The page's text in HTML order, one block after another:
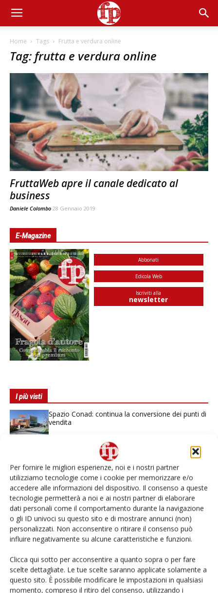
Per fornire le migliori esperienze, noi e i nostri partner
utilizziamo tecnologie come i cookie per memorizzare e/o
accedere alle informazioni del dispositivo. Il consenso a queste
tecnologie permetterà a noi e ai nostri partner di elaborare
dati personali come il comportamento durante la navigazione
o gli ID univoci su questo sito e di mostrare annunci (non)
personalizzati. Non acconsentire o ritirare il consenso può
influire negativamente su alcune caratteristiche e funzioni.
Clicca qui sotto per acconsentire a quanto sopra o per fare
scelte dettagliate. Le tue scelte saranno applicate solamente a
questo sito. È possibile modificare le impostazioni in qualsiasi
momento, compreso il ritiro del consenso, utilizzando i
Home Tags Frutta e verdura online
Tag: frutta e verdura online
FruttaWeb apre il canale dedicato al
business
Daniele Colombo 28 Gennaio 2019
E-Magazine
Abbonati
Edicola Web
Iscriviti alla
newsletter
I più visti
Spazio Conad: continua la conversione dei punti di
vendita
Non è una susina: è Metis… e può rivoluzionare la
L’ortofrutta di Extra Supermercati tra localismo e
Ai #Repartofresh
Andamento prezzi ortofrutta in Italia al 27 luglio
2026
Leonardo Odorizzi: “Dobbiamo creare stupore nel
punto di vendita” #vocidellortofrutta